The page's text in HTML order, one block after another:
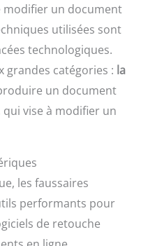
modifier un document
utilisées sont
technologiques.
grandes catégories : la
un document
qui vise à modifier un
les faussaires
performants pour
de retouche